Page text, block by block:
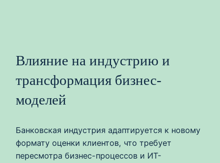
Влияние на индустрию и
трансформация бизнес-
моделей
Банковская индустрия адаптируется к новому
формату оценки клиентов, что требует
пересмотра бизнес-процессов и ИТ-